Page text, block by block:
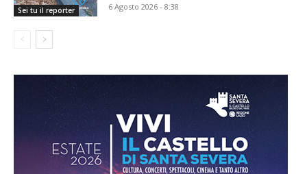
Sei tu il reporter 6 Agosto 2026 - 8:38